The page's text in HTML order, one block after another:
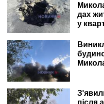
дах
у
після